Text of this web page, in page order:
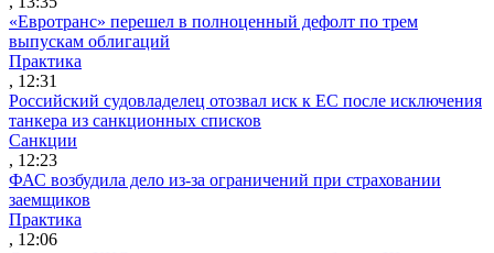
«Евротранс» перешел в полноценный дефолт по трем
выпускам облигаций
Практика
, 12:31
Российский судовладелец отозвал иск к ЕС после исключения
танкера из санкционных списков
Санкции
, 12:23
ФАС возбудила дело из-за ограничений при страховании
заемщиков
Практика
, 12:06